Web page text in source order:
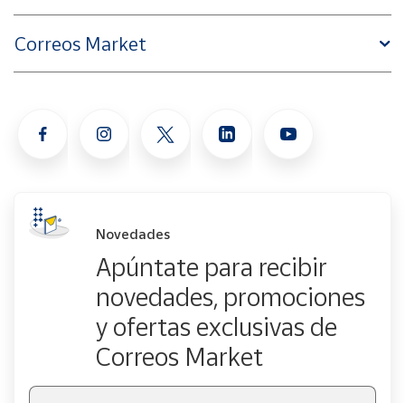
Correos Market
Novedades
Apúntate para recibir
novedades, promociones
y ofertas exclusivas de
Correos Market